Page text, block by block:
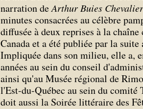
narration deArthur Buies
minutes consacrées au célèbre
diffusée à deux reprises à la
Canada et a été publiée par la
Impliquée dans son milieu, elle a,
années au sein du conseil
ainsi qu'au Musée régional de
l'Est-du-Québec au sein du
doit aussi la Soirée littéraire des